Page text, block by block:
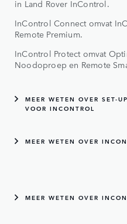
in Land Rover InControl.
InControl Connect omvat
Remote Premium.
InControl Protect omvat
Noodoproep en Remote
MEER WETEN OVER SET-
VOOR INCONTROL
MEER WETEN OVER
MEER WETEN OVER